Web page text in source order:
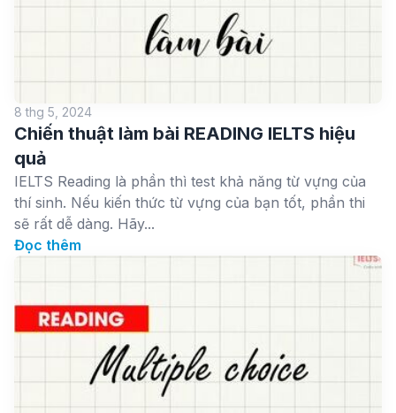
8 thg 5, 2024
Chiến thuật làm bài READING IELTS hiệu
quả
IELTS Reading là phần thì test khả năng từ vựng của
thí sinh. Nếu kiến thức từ vựng của bạn tốt, phần thi
sẽ rất dễ dàng. Hãy...
Đọc thêm